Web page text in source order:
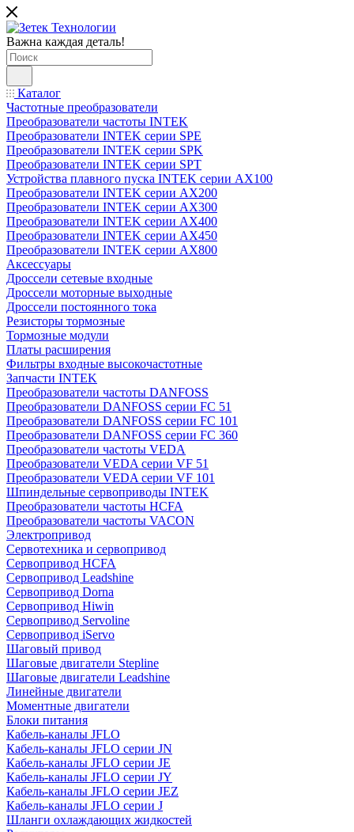
Важна каждая деталь!
Каталог
Частотные преобразователи
Преобразователи частоты INTEK
Преобразователи INTEK серии SPE
Преобразователи INTEK серии SPK
Преобразователи INTEK серии SPT
Устройства плавного пуска INTEK серии AX100
Преобразователи INTEK серии AX200
Преобразователи INTEK серии AX300
Преобразователи INTEK серии AX400
Преобразователи INTEK серии AX450
Преобразователи INTEK серии AX800
Аксессуары
Дроссели сетевые входные
Дроссели моторные выходные
Дроссели постоянного тока
Резисторы тормозные
Тормозные модули
Платы расширения
Фильтры входные высокочастотные
Запчасти INTEK
Преобразователи частоты DANFOSS
Преобразователи DANFOSS серии FC 51
Преобразователи DANFOSS серии FC 101
Преобразователи DANFOSS серии FC 360
Преобразователи частоты VEDA
Преобразователи VEDA серии VF 51
Преобразователи VEDA серии VF 101
Шпиндельные сервоприводы INTEK
Преобразователи частоты HCFA
Преобразователи частоты VACON
Электропривод
Сервотехника и сервопривод
Сервопривод HCFA
Сервопривод Leadshine
Сервопривод Dorna
Сервопривод Hiwin
Сервопривод Servoline
Сервопривод iServo
Шаговый привод
Шаговые двигатели Stepline
Шаговые двигатели Leadshine
Линейные двигатели
Моментные двигатели
Блоки питания
Кабель-каналы JFLO
Кабель-каналы JFLO серии JN
Кабель-каналы JFLO серии JE
Кабель-каналы JFLO серии JY
Кабель-каналы JFLO серии JEZ
Кабель-каналы JFLO серии J
Шланги охлаждающих жидкостей